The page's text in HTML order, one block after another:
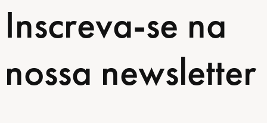
Inscreva-se na
nossa newsletter